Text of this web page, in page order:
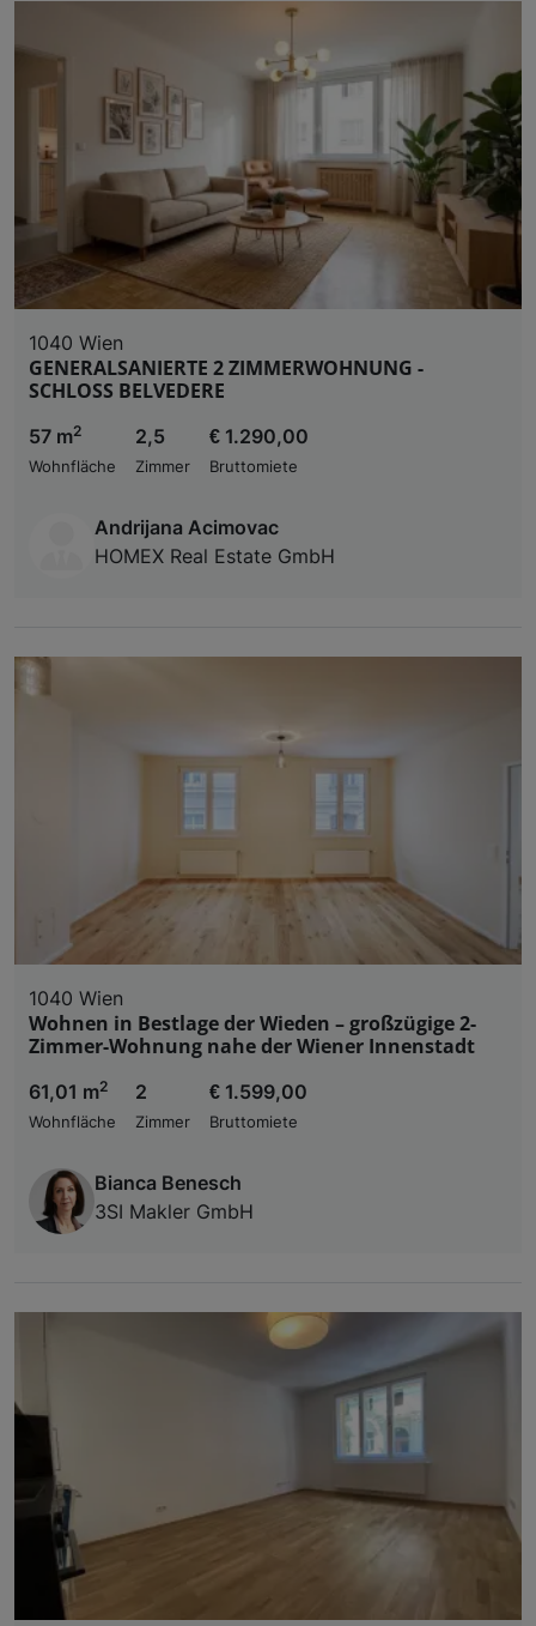
1040 Wien
GENERALSANIERTE 2 ZIMMERWOHNUNG -
SCHLOSS BELVEDERE
57 m2
Wohnfläche
2,5
Zimmer
€ 1.290,00
Bruttomiete
Andrijana Acimovac
HOMEX Real Estate GmbH
1040 Wien
Wohnen in Bestlage der Wieden – großzügige 2-
Zimmer-Wohnung nahe der Wiener Innenstadt
61,01 m2
Wohnfläche
2
Zimmer
€ 1.599,00
Bruttomiete
Bianca Benesch
3SI Makler GmbH